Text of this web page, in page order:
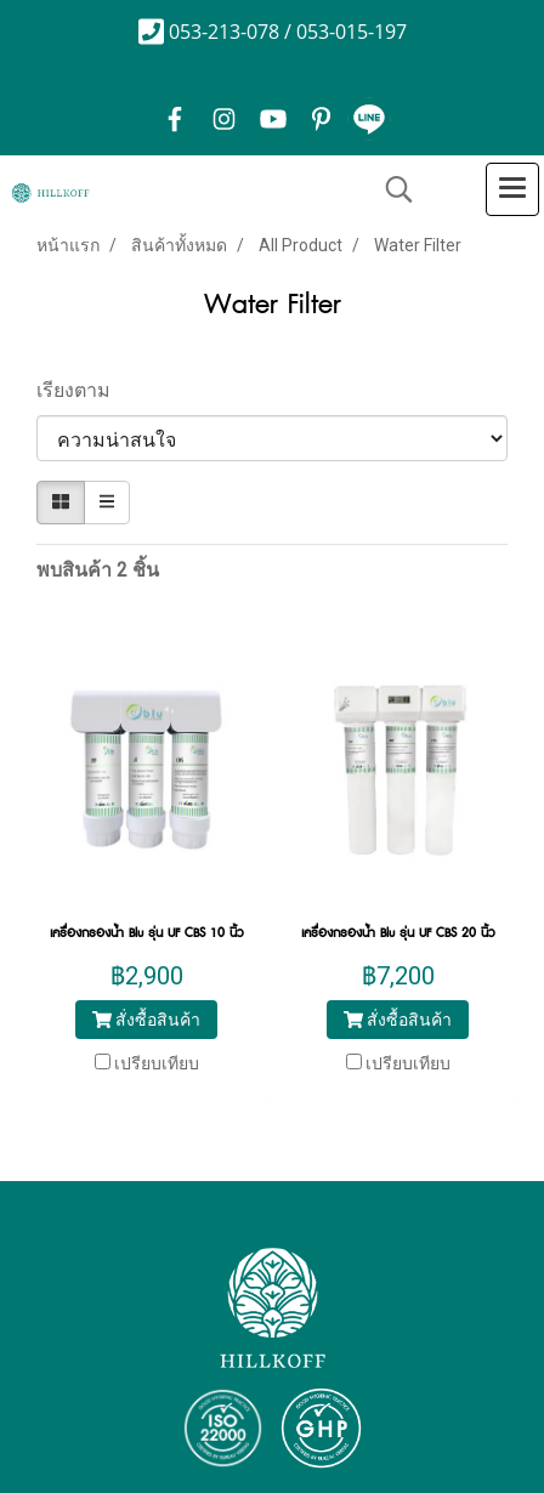
053-213-078 / 053-015-197
หน้าแรก สินค้าทั้งหมด All Product Water Filter
Water Filter
เรียงตาม
พบสินค้า 2 ชิ้น
เครื่องกรองน้ำ Blu รุ่น UF CBS 10 นิ้ว
฿2,900
สั่งซื้อสินค้า
เปรียบเทียบ
เครื่องกรองน้ำ Blu รุ่น UF CBS 20 นิ้ว
฿7,200
สั่งซื้อสินค้า
เปรียบเทียบ